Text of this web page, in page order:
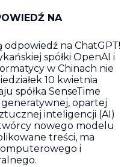
NA
odpowiedź na ChatGPT!
spółki OpenAI i
w Chinach nie
10 kwietnia
spółka SenseTime
generatywnej, opartej
inteligencji (AI)
nowego modelu
treści, ma
i